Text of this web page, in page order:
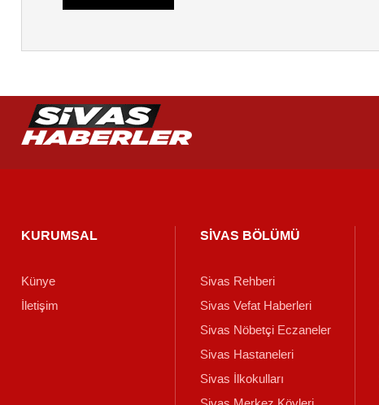
KURUMSAL
Künye
İletişim
SİVAS BÖLÜMÜ
Sivas Rehberi
Sivas Vefat Haberleri
Sivas Nöbetçi Eczaneler
Sivas Hastaneleri
Sivas İlkokulları